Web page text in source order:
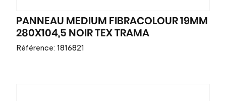
PANNEAU MEDIUM FIBRACOLOUR 19MM
280X104,5 NOIR TEX TRAMA
Référence: 1816821